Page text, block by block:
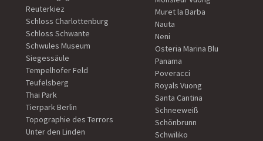
Reuterkiez
Schloss Charlottenburg
Schloss Schwante
Schwules Museum
Siegessäule
Tempelhofer Feld
Teufelsberg
Thai Park
Tierpark Berlin
Topographie des Terrors
Unter den Linden
Muret la Barba
Nauta
Neni
Osteria Marina Blu
Panama
Poveracci
Royals Vuong
Santa Cantina
Schneeweiß
Schönbrunn
Schwiliko